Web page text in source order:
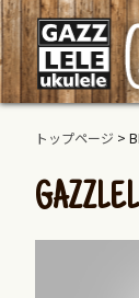
トップページ >